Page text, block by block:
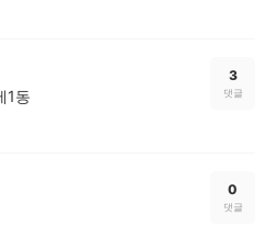
1동
3
댓글
0
댓글